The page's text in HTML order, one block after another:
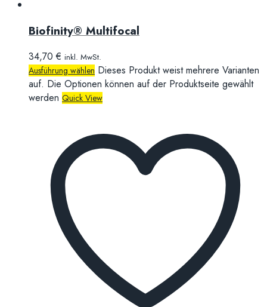
Biofinity® Multifocal
34,70€ inkl. MwSt.
Ausführung wählen Dieses Produkt weist mehrere Varianten
auf. Die Optionen können auf der Produktseite gewählt
werden Quick View